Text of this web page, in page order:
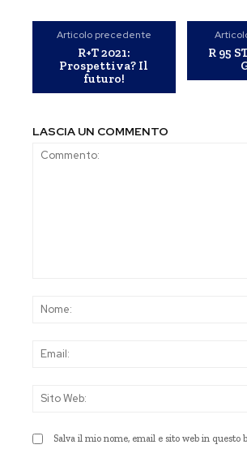
Articolo precedente
R+T 2021:
Prospettiva? Il
futuro!
R 95
LASCIA UN COMMENTO
Salva il mio nome, email e sito web in questo